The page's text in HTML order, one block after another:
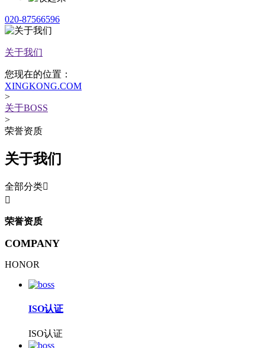
020-87566596
关于我们
您现在的位置：
XINGKONG.COM
>
关于BOSS
>
荣誉资质
关于我们
全部分类

荣誉资质
COMPANY
HONOR
ISO认证
ISO认证